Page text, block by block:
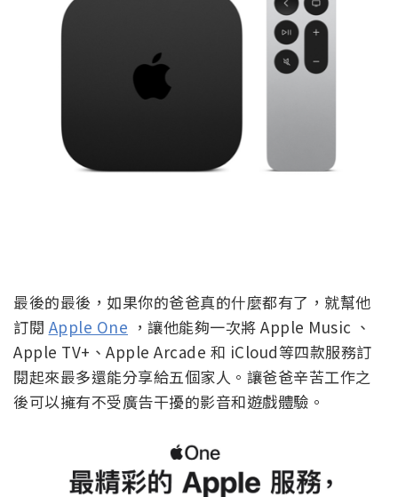
最後的最後，如果你的爸爸真的什麼都有了，就幫他
訂閱 Apple One ，讓他能夠一次將 Apple Music 、
Apple TV+、Apple Arcade 和 iCloud等四款服務訂
閱起來最多還能分享給五個家人。讓爸爸辛苦工作之
後可以擁有不受廣告干擾的影音和遊戲體驗。